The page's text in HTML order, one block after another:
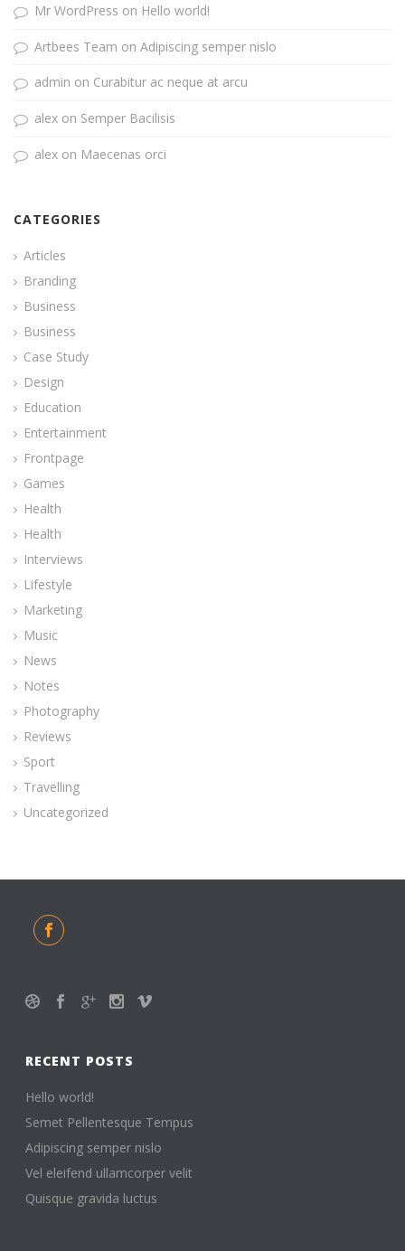
Mr WordPress on Hello world!
Artbees Team on Adipiscing semper nislo
admin on Curabitur ac neque at arcu
alex on Semper Bacilisis
alex on Maecenas orci
CATEGORIES
Articles
Branding
Business
Business
Case Study
Design
Education
Entertainment
Frontpage
Games
Health
Health
Interviews
Lifestyle
Marketing
Music
News
Notes
Photography
Reviews
Sport
Travelling
Uncategorized
RECENT POSTS
Hello world!
Semet Pellentesque Tempus
Adipiscing semper nislo
Vel eleifend ullamcorper velit
Quisque gravida luctus